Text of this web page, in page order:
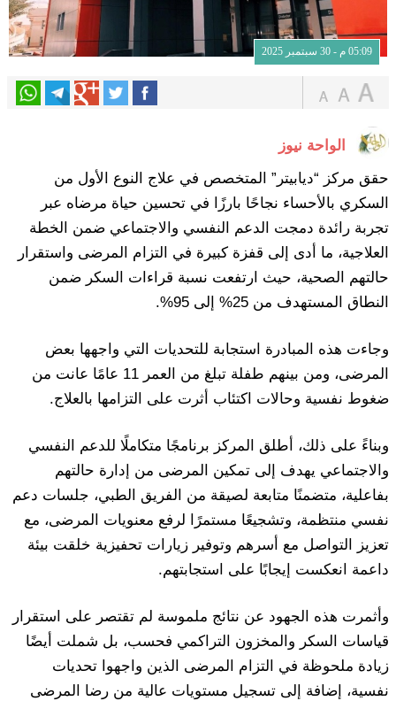
05:09 م - 30 سبتمبر 2025
الواحة نيوز
حقق مركز “ديابيتر” المتخصص في علاج النوع الأول من
السكري بالأحساء نجاحًا بارزًا في تحسين حياة مرضاه عبر
تجربة رائدة دمجت الدعم النفسي والاجتماعي ضمن الخطة
العلاجية، ما أدى إلى قفزة كبيرة في التزام المرضى واستقرار
حالتهم الصحية، حيث ارتفعت نسبة قراءات السكر ضمن
النطاق المستهدف من 25% إلى 95%.
وجاءت هذه المبادرة استجابة للتحديات التي واجهها بعض
المرضى، ومن بينهم طفلة تبلغ من العمر 11 عامًا عانت من
ضغوط نفسية وحالات اكتئاب أثرت على التزامها بالعلاج.
وبناءً على ذلك، أطلق المركز برنامجًا متكاملًا للدعم النفسي
والاجتماعي يهدف إلى تمكين المرضى من إدارة حالتهم
بفاعلية، متضمنًا متابعة لصيقة من الفريق الطبي، جلسات دعم
نفسي منتظمة، وتشجيعًا مستمرًا لرفع معنويات المرضى، مع
تعزيز التواصل مع أسرهم وتوفير زيارات تحفيزية خلقت بيئة
داعمة انعكست إيجابًا على استجابتهم.
وأثمرت هذه الجهود عن نتائج ملموسة لم تقتصر على استقرار
قياسات السكر والمخزون التراكمي فحسب، بل شملت أيضًا
زيادة ملحوظة في التزام المرضى الذين واجهوا تحديات
نفسية، إضافة إلى تسجيل مستويات عالية من رضا المرضى